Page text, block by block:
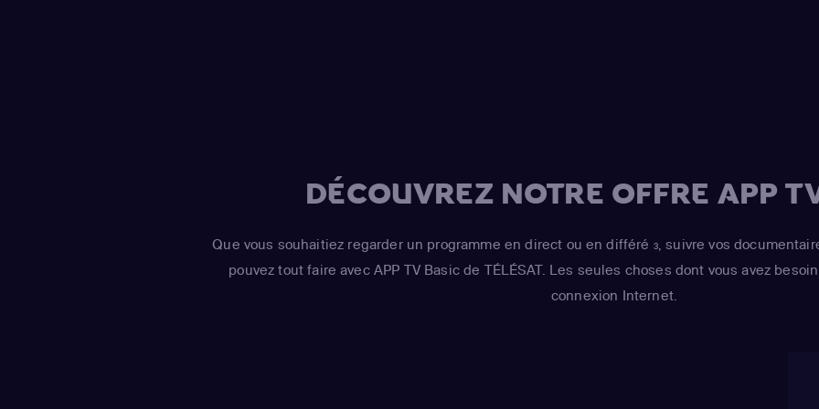
Risotto / Kirk
Maximilian von
Castellaneta
(Bart
DÉCOUVREZ NOTRE OFFRE APP
Que vous souhaitiez regarder un programme en direct ou en différé 3, suivre vos
pouvez tout faire avec APP TV Basic de TÉLÉSAT. Les seules choses dont vous avez
connexion Internet.